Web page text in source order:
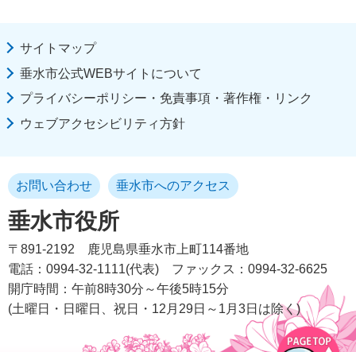
サイトマップ
垂水市公式WEBサイトについて
プライバシーポリシー・免責事項・著作権・リンク
ウェブアクセシビリティ方針
垂水市役所
お問い合わせ 垂水市へのアクセス
〒891-2192
鹿児島県垂水市上町114番地
電話：0994-32-1111(代表)
ファックス：0994-32-6625
開庁時間：午前8時30分～午後5時15分
(土曜日・日曜日、祝日・12月29日～1月3日は除く)